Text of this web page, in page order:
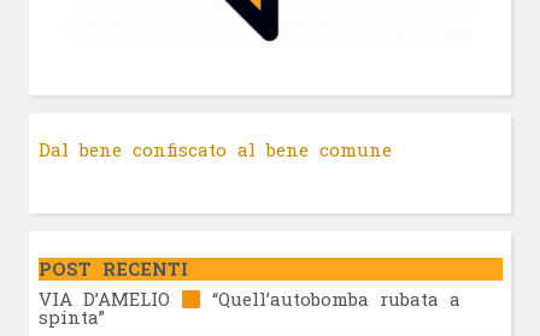
Dal bene confiscato al bene comune
POST RECENTI
VIA D’AMELIO
“Quell’autobomba rubata a
spinta”